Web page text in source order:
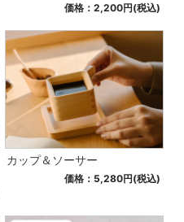
価格：2,200円(税込)
カップ＆ソーサー
価格：5,280円(税込)